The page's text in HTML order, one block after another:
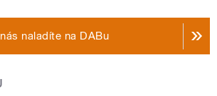
naladíte na DABu